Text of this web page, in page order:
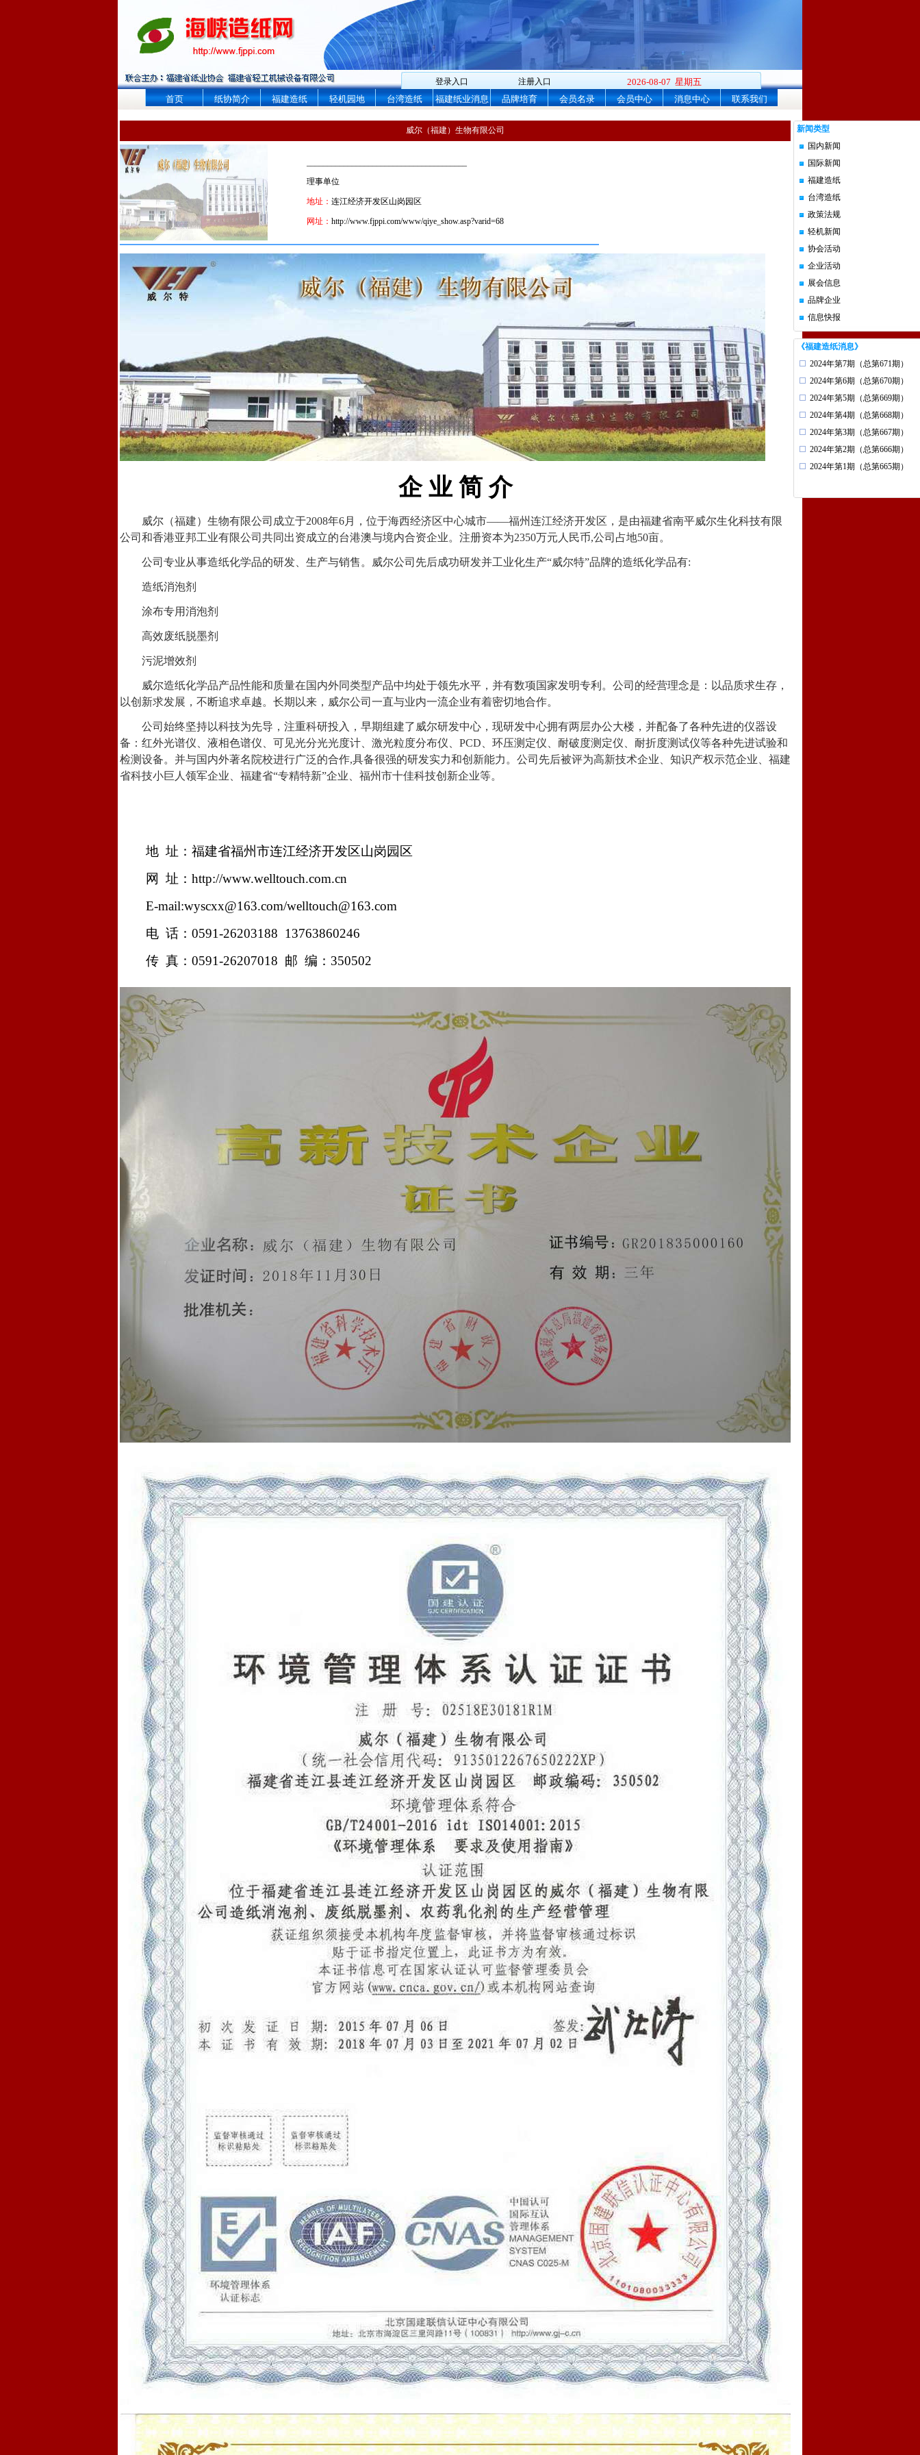
登录入口 注册入口
2026-08-07 星期五
首页
纸协简介 福建造纸 轻机园地 台湾造纸 福建纸业消息 品牌培育 会员名录 会员中心 消息中心 联系我们
威尔（福建）生物有限公司
理事单位
地址： 连江经济开发区山岗园区
网址： http://www.fjppi.com/www/qiye_show.asp?varid=68
企 业 简 介
威尔（福建）生物有限公司成立于2008年6月，位于海西经济区中心城市——福州连江经济开发区，是由福建省南平威尔生化科技有限
公司和香港亚邦工业有限公司共同出资成立的台港澳与境内合资企业。注册资本为2350万元人民币,公司占地50亩。
公司专业从事造纸化学品的研发、生产与销售。威尔公司先后成功研发并工业化生产“威尔特”品牌的造纸化学品有:
造纸消泡剂
涂布专用消泡剂
高效废纸脱墨剂
污泥增效剂
威尔造纸化学品产品性能和质量在国内外同类型产品中均处于领先水平，并有数项国家发明专利。公司的经营理念是：以品质求生存，
以创新求发展，不断追求卓越。长期以来，威尔公司一直与业内一流企业有着密切地合作。
公司始终坚持以科技为先导，注重科研投入，早期组建了威尔研发中心，现研发中心拥有两层办公大楼，并配备了各种先进的仪器设
备：红外光谱仪、液相色谱仪、可见光分光光度计、激光粒度分布仪、 PCD 、环压测定仪、耐破度测定仪、耐折度测试仪等各种先进试验和
检测设备。并与国内外著名院校进行广泛的合作,具备很强的研发实力和创新能力。公司先后被评为高新技术企业、知识产权示范企业、福建
省科技小巨人领军企业、福建省“专精特新”企业、福州市十佳科技创新企业等。
地 址：福建省福州市连江经济开发区山岗园区
网
址： http://www.welltouch.com.cn
E-mail:wyscxx@163.com/welltouch@163.com
电 话： 0591-26203188 13763860246
传 真： 0591-26207018 邮 编： 350502
新闻类型
国内新闻
国际新闻
福建造纸
台湾造纸
政策法规
轻机新闻
协会活动
企业活动
展会信息
品牌企业
信息快报
《福建造纸消息》
2024年第7期（总第671期）
2024年第6期（总第670期）
2024年第5期（总第669期）
2024年第4期（总第668期）
2024年第3期（总第667期）
2024年第2期（总第666期）
2024年第1期（总第665期）